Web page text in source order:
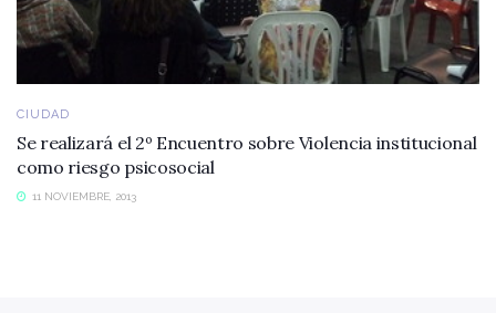
CIUDAD
Se realizará el 2º Encuentro sobre Violencia institucional
como riesgo psicosocial
11 NOVIEMBRE, 2013